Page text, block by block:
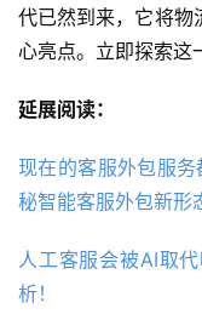
代已然到来，它将物
心亮点。立即探索这
延展阅读：
现在的客服外包服
秘智能客服外包新形
人工客服会被AI取
析！